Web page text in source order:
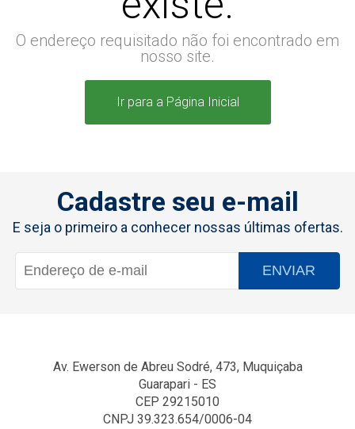
O endereço requisitado não foi encontrado em
nosso site.
Ir para a Página Inicial
Cadastre seu e-mail
E seja o primeiro a conhecer nossas últimas ofertas.
ENVIAR
Av. Ewerson de Abreu Sodré, 473, Muquiçaba
Guarapari - ES
CEP 29215010
CNPJ 39.323.654/0006-04